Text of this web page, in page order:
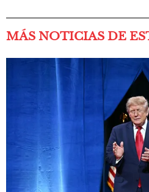
MÁS NOTICIAS DE